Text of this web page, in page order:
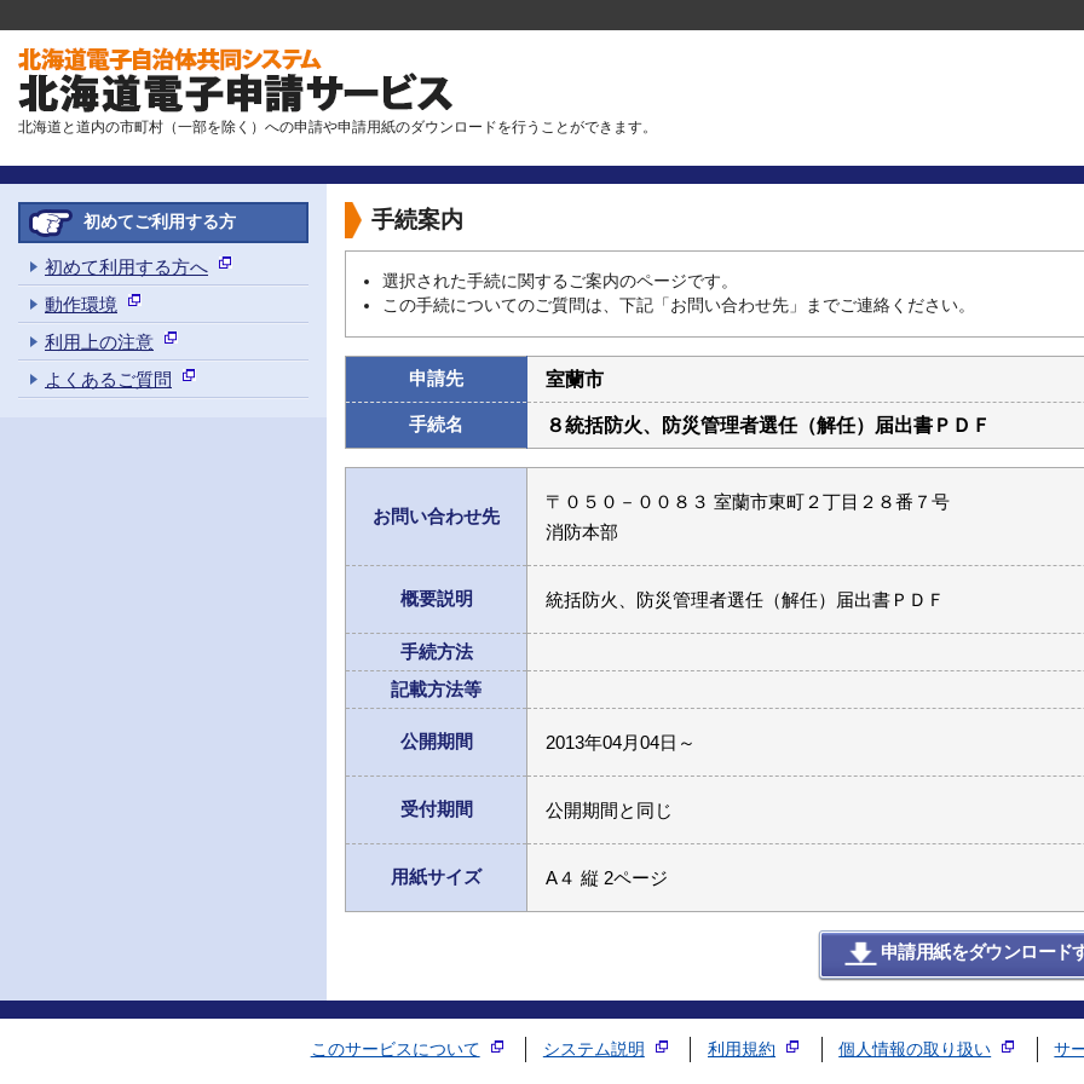
北海道と道内の市町村（一部を除く）への申請や申請用紙のダウンロードを行うことができます。
初めてご利用する方
初めて利用する方へ
動作環境
利用上の注意
よくあるご質問
手続案内
選択された手続に関するご案内のページです。
この手続についてのご質問は、下記「お問い合わせ先」までご連絡ください。
申請先 室蘭市
手続名 ８統括防火、防災管理者選任（解任）届出書ＰＤＦ
お問い合わせ先
〒０５０－００８３ 室蘭市東町２丁目２８番７号
消防本部
概要説明 統括防火、防災管理者選任（解任）届出書ＰＤＦ
手続方法
記載方法等
公開期間 2013年04月04日～
受付期間 公開期間と同じ
用紙サイズ A４ 縦 2ページ
申請用紙をダウンロード
このサービスについて システム説明 利用規約 個人情報の取り扱い サ